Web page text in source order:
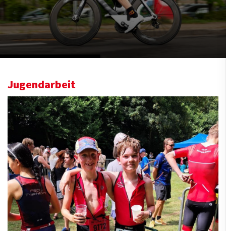
Jugendarbeit